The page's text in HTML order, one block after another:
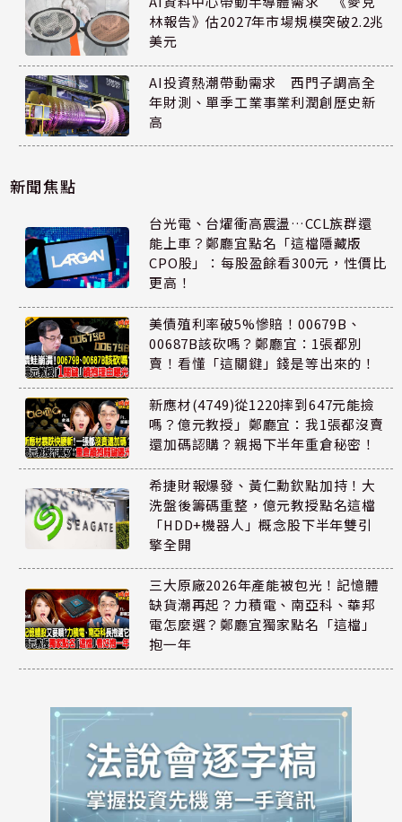
林報告》估2027年市場規模突破2.2兆
美元
AI投資熱潮帶動需求 西門子調高全
年財測、單季工業事業利潤創歷史新
高
新聞焦點
台光電、台燿衝高震盪…CCL族群還
能上車？鄭廳宜點名「這檔隱藏版
CPO股」：每股盈餘看300元，性價比
更高！
美債殖利率破5%慘賠！00679B、
00687B該砍嗎？鄭廳宜：1張都別
賣！看懂「這關鍵」錢是等出來的！
新應材(4749)從1220摔到647元能撿
嗎？億元教授」鄭廳宜：我1張都沒賣
還加碼認購？親揭下半年重倉秘密！
希捷財報爆發、黃仁勳欽點加持！大
洗盤後籌碼重整，億元教授點名這檔
「HDD+機器人」概念股下半年雙引
擎全開
三大原廠2026年產能被包光！記憶體
缺貨潮再起？力積電、南亞科、華邦
電怎麼選？鄭廳宜獨家點名「這檔」
抱一年